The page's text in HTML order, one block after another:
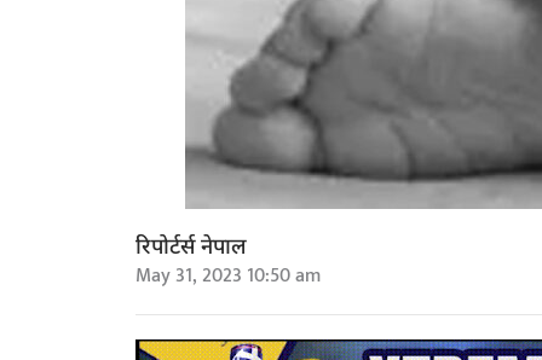
रिपोर्टर्स नेपाल
May 31, 2023 10:50 am